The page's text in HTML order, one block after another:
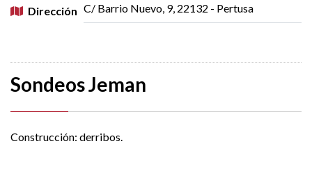
Dirección C/ Barrio Nuevo, 9, 22132 - Pertusa
Sondeos Jeman
Construcción: derribos.